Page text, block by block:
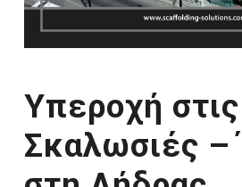
Υπεροχή στις
Σκαλωσιές –